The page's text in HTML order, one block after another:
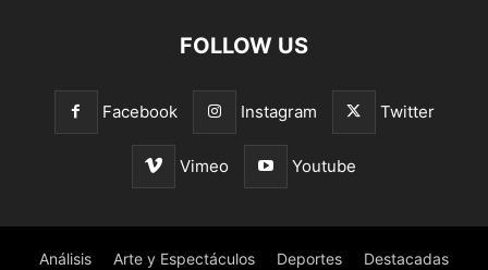
FOLLOW US
Facebook Instagram Twitter
Vimeo Youtube
Análisis Arte y Espectáculos Deportes Destacadas